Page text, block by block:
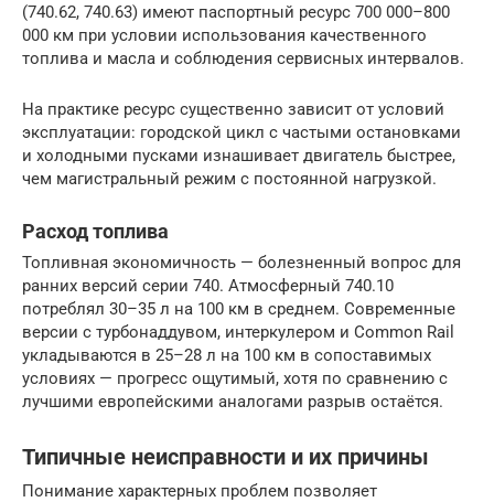
(740.62, 740.63) имеют паспортный ресурс 700 000–800
000 км при условии использования качественного
топлива и масла и соблюдения сервисных интервалов.
На практике ресурс существенно зависит от условий
эксплуатации: городской цикл с частыми остановками
и холодными пусками изнашивает двигатель быстрее,
чем магистральный режим с постоянной нагрузкой.
Расход топлива
Топливная экономичность — болезненный вопрос для
ранних версий серии 740. Атмосферный 740.10
потреблял 30–35 л на 100 км в среднем. Современные
версии с турбонаддувом, интеркулером и Common Rail
укладываются в 25–28 л на 100 км в сопоставимых
условиях — прогресс ощутимый, хотя по сравнению с
лучшими европейскими аналогами разрыв остаётся.
Типичные неисправности и их причины
Понимание характерных проблем позволяет